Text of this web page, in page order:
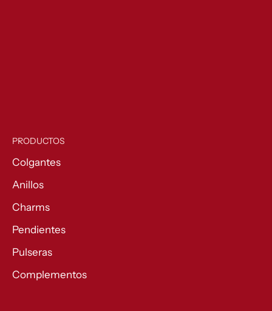
PRODUCTOS
Colgantes
Anillos
Charms
Pendientes
Pulseras
Complementos